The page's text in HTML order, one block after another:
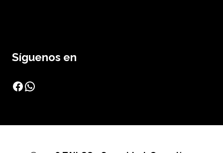
Síguenos en
Facebook
WhatsApp